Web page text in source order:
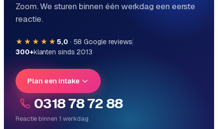
Zoom. We sturen binnen één werkdag een eerste
reactie.
★★★★★ 5,0· 58 Google reviews
300+klanten sinds 2013
Plan een intake
0318 78 72 88
Reactie binnen 1 werkdag